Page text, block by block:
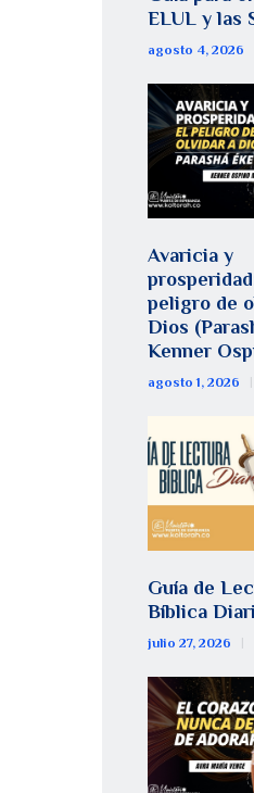
ELUL y las
agosto 4, 2026
Avaricia y
peligro de
Dios
Kenner
agosto 1, 2026
Guía de
Bíblica
julio 27, 2026